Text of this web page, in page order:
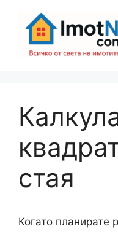
съдържанието
стая
Когато планирате